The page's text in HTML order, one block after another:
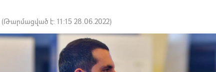
(Թարմացված է: 11:15 28.06.2022)